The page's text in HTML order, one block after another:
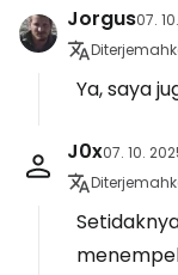
Jorgus07.
Ya, saya
J0x07. 10.